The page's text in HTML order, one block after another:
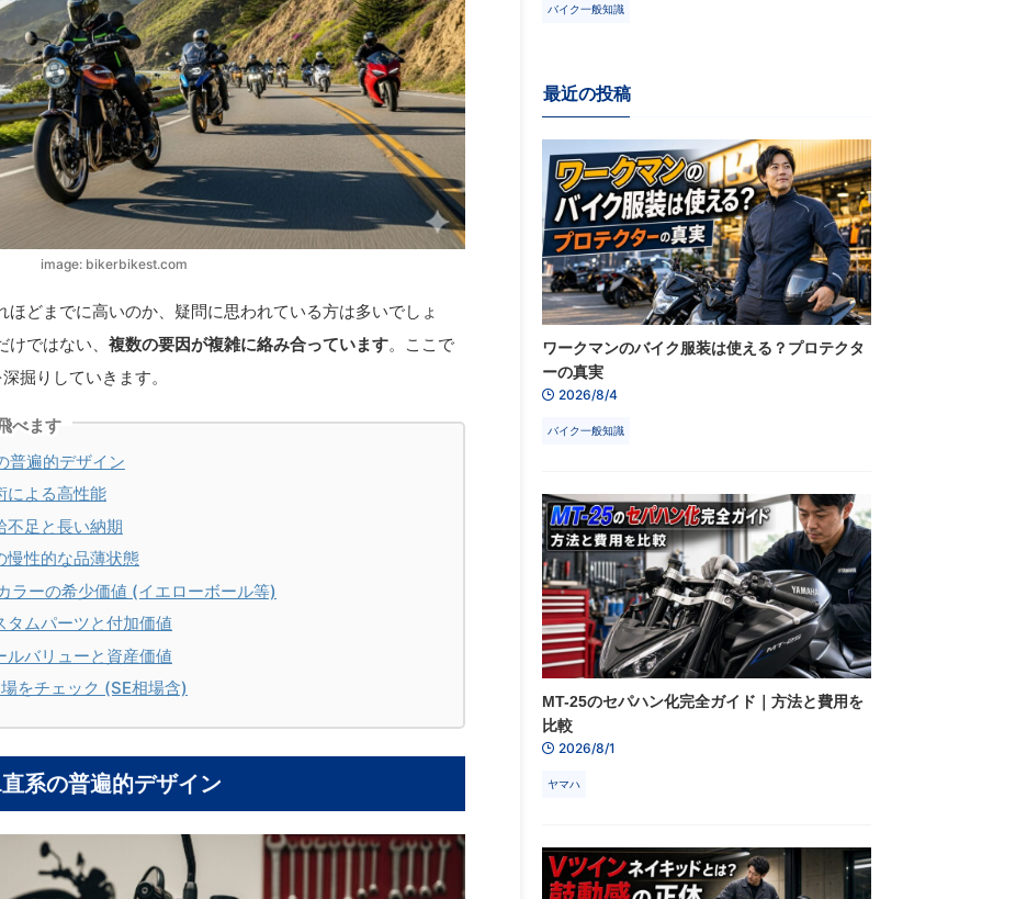
image: bikerbikest.com
どまでに高いのか、疑問に思われている方は多いでしょ
ではない、 複数の要因が複雑に絡み合っています。ここで
掘りしていきます。
べます
遍的デザイン
よる高性能
足と長い納期
性的な品薄状態
ーの希少価値 (イエローボール等)
ムパーツと付加価値
バリューと資産価値
をチェック (SE相場含)
系の普遍的デザイン
バイク一般知識
最近の投稿
ワークマンのバイク服装は使える？プロテクタ
ーの真実
2026/8/4
バイク一般知識
MT-25のセパハン化完全ガイド｜方法と費用を
比較
2026/8/1
ヤマハ